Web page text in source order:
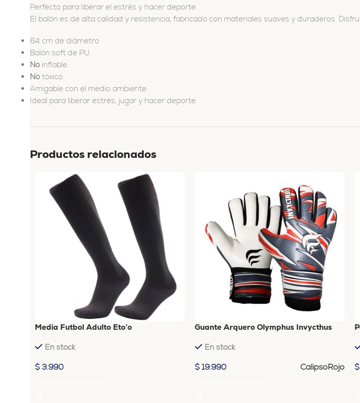
Perfecto para liberar el estrés y hacer deporte.
El balón es de alta calidad y resistencia, fabricado con materiales suaves y duraderos.
64 cm de diámetro
Balón soft de PU.
No inflable.
No tóxico.
Amigable con el medio ambiente.
Ideal para liberar estrés, jugar y hacer deporte.
Productos relacionados
Media Futbol Adulto Eto’o
En stock
$ 3.990
Guante Arquero Olymphus Invycthus
En stock
$ 19.990 CalipsoRojo $